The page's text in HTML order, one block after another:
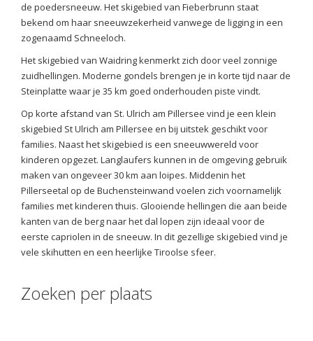
de poedersneeuw. Het skigebied van Fieberbrunn staat
bekend om haar sneeuwzekerheid vanwege de ligging in een
zogenaamd Schneeloch.
Het skigebied van Waidring kenmerkt zich door veel zonnige
zuidhellingen. Moderne gondels brengen je in korte tijd naar de
Steinplatte waar je 35 km goed onderhouden piste vindt.
Op korte afstand van St. Ulrich am Pillersee vind je een klein
skigebied St Ulrich am Pillersee en bij uitstek geschikt voor
families. Naast het skigebied is een sneeuwwereld voor
kinderen opgezet. Langlaufers kunnen in de omgeving gebruik
maken van ongeveer 30 km aan loipes. Middenin het
Pillerseetal op de Buchensteinwand voelen zich voornamelijk
families met kinderen thuis. Glooiende hellingen die aan beide
kanten van de berg naar het dal lopen zijn ideaal voor de
eerste capriolen in de sneeuw. In dit gezellige skigebied vind je
vele skihutten en een heerlijke Tiroolse sfeer.
Zoeken per plaats